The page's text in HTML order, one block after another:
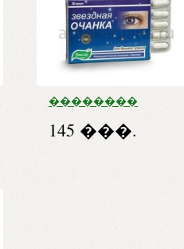
��������
26 � �30
145 ���.